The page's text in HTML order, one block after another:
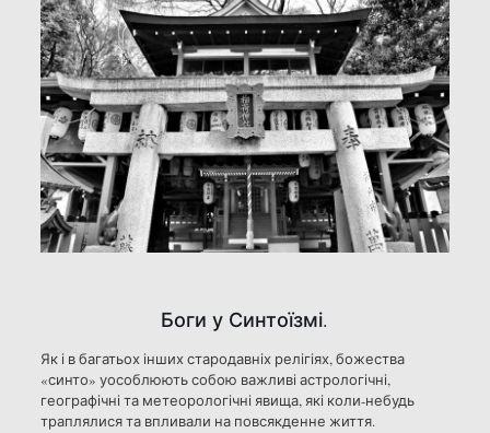
Боги у Синтоїзмі.
Як і в багатьох інших стародавніх релігіях, божества
«синто» уособлюють собою важливі астрологічні,
географічні та метеорологічні явища, які коли-небудь
траплялися та впливали на повсякденне життя.